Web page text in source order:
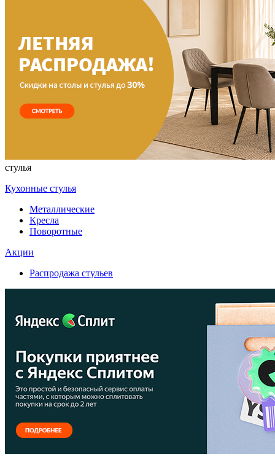
стулья
Кухонные стулья
Металлические
Кресла
Поворотные
Акции
Распродажа стульев